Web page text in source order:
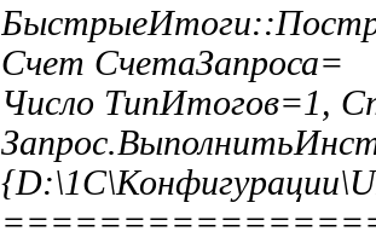
Счет СчетаЗапроса=
Число ТипИтогов=1,